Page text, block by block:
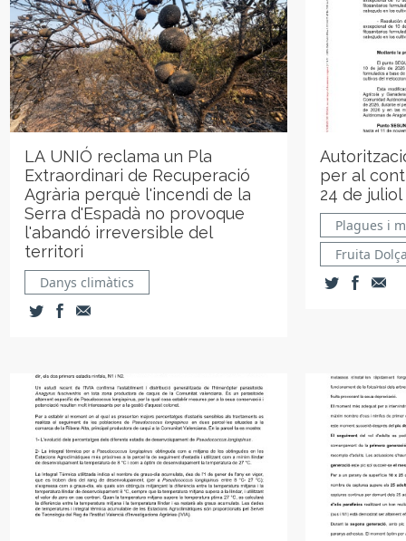
LA UNIÓ reclama un Pla
Extraordinari de Recuperació
Agrària perquè l'incendi de la
Serra d'Espadà no provoque
l'abandó irreversible del
territori
Danys climàtics
per al
24 de juliol
Plagues i
Fruita